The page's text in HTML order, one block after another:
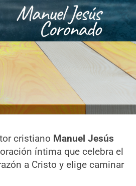
cristiano Manuel Jesús
íntima que celebra el
a Cristo y elige caminar